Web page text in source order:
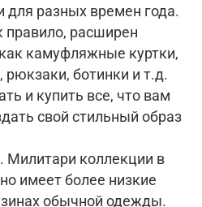
для разных времен года.
правило, расширен
камуфляжные куртки,
ботинки и т.д.
и купить все, что вам
свой стильный образ
коллекции в
имеет более низкие
обычной одежды.